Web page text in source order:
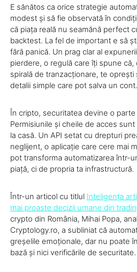
E sănătos ca orice strategie
modest și să fie observată în
că piața reală nu seamănă perfect
backtest. La fel de important e să
fără panică. Un prag clar al
pierdere, o regulă care îți spune că,
spirală de tranzacționare, te
detalii simple care pot salva un cont.
În cripto, securitatea devine o parte
Permisiunile și cheile de acces
la casă. Un API setat cu drepturi
neglijent, o aplicație care cere mai
pot transforma automatizarea într-
piață, ci de propria ta infrastructură.
Într-un articol cu titlul Inteligența
mai proaste decizii umane din
crypto din România, Mihai Popa,
Cryptology.ro, a subliniat că
greșelile emoționale, dar nu poate
bază și nici verificările de securitate.